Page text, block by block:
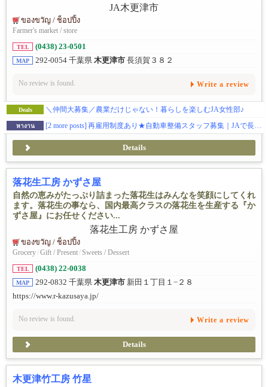
ของขวัญ / ช็อปปิ้ง
Farmer's market / store
TEL (0438) 23-0501
MAP 292-0054 千葉県 木更津市 長須賀３８２
No review is found. Write a review
Deals ＼仲間大募集／農業だけじゃない！暮らしを楽しむJA女性部♪
หางาน [2 more posts] 再雇用制度あり★自動車整備スタッフ募集｜JAで長く安心して働ける環境です
Details
落花生工房 かずさ屋
自然の恵みがたっぷり詰まった落花生はみんなを笑顔にしてくれ
ます。落花生の事なら、国内最高クラスの落花生を生産する『か
ずさ屋』にお任せください...
ของขวัญ / ช็อปปิ้ง
Grocery/Gift / Present/ Sweets / Dessert
TEL (0438) 22-0038
MAP 292-0832 千葉県 木更津市 新田１丁目１−２８
https://www.r-kazusaya.jp/
No review is found. Write a review
Details
木更津竹工房 竹星